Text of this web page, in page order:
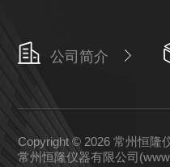
公司简介
Copyright © 2026 常州恒隆
常州恒隆仪器有限公司